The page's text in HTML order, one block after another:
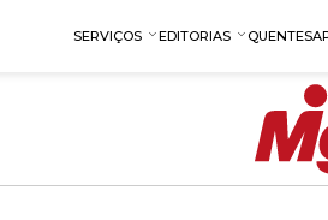
SERVIÇOS EDITORIAS QUENTES